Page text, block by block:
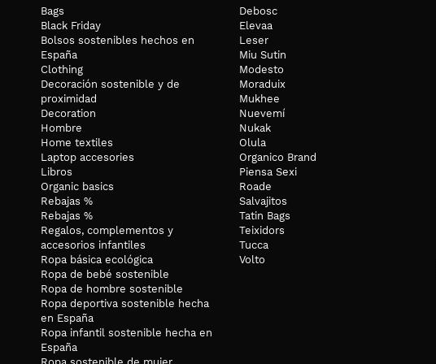
Bags
Black Friday
Bolsos sostenibles hechos en
España
Clothing
Decoración sostenible y de
proximidad
Decoration
Hombre
Home textiles
Laptop accesories
Libros
Organic basics
Rebajas %
Rebajas %
Regalos, complementos y
accesorios infantiles
Ropa básica ecológica
Ropa de bebé sostenible
Ropa de hombre sostenible
Ropa deportiva sostenible hecha
en España
Ropa infantil sostenible hecha en
España
Debosc
Elevaa
Leser
Miu Sutin
Modesto
Moraduix
Mukhee
Nuevemí
Nukak
Olula
Organico Brand
Piensa Sexi
Roade
Salvajitos
Tatin Bags
Teixidors
Tucca
Volto